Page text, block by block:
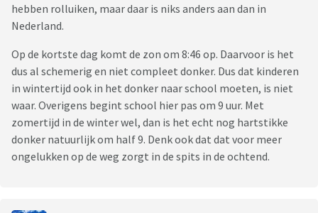
hebben rolluiken, maar daar is niks anders aan dan in
Nederland.
Op de kortste dag komt de zon om 8:46 op. Daarvoor is het
dus al schemerig en niet compleet donker. Dus dat kinderen
in wintertijd ook in het donker naar school moeten, is niet
waar. Overigens begint school hier pas om 9 uur. Met
zomertijd in de winter wel, dan is het echt nog hartstikke
donker natuurlijk om half 9. Denk ook dat dat voor meer
ongelukken op de weg zorgt in de spits in de ochtend.